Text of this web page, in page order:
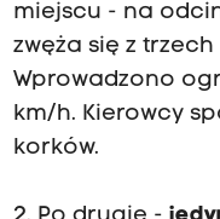
miejscu - na
zwęża się z
Wprowadzono
km/h. Kierowcy
korków.